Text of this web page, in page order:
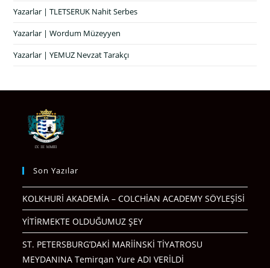
Yazarlar | TLETSERUK Nahit Serbes
Yazarlar | Wordum Müzeyyen
Yazarlar | YEMUZ Nevzat Tarakçı
Son Yazılar
KOLKHURİ AKADEMİA – COLCHİAN ACADEMY SÖYLEŞİSİ
YİTİRMEKTE OLDUĞUMUZ ŞEY
ST. PETERSBURG’DAKİ MARİİNSKİ TİYATROSU
MEYDANINA Temirqan Yure ADI VERİLDİ